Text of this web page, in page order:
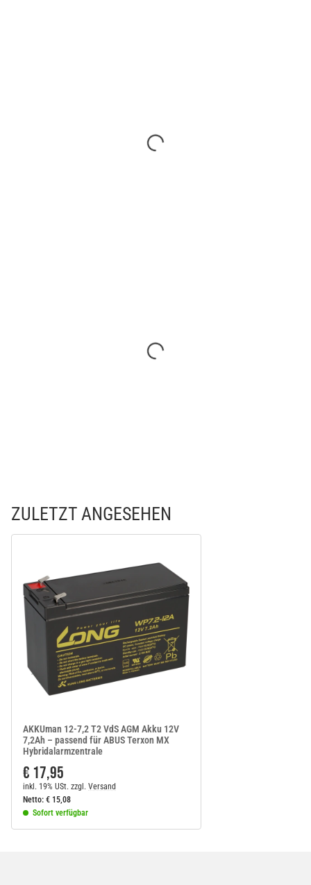
ZULETZT ANGESEHEN
AKKUman 12-7,2 T2 VdS AGM Akku 12V
7,2Ah – passend für ABUS Terxon MX
Hybridalarmzentrale
€ 17,95
inkl. 19% USt. zzgl. Versand
Netto: € 15,08
Sofort verfügbar